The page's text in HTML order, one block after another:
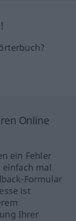
Online
ein Fehler
mal
Formular
ist
Ihrer